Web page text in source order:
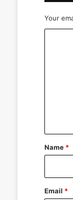
i
v
Your
*
Name *
Email *